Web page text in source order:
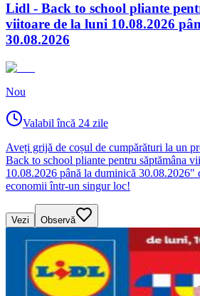
Lidl - Back to school pliante
viitoare de la luni 10.08.2026
30.08.2026
Nou
Valabil încă 24 zile
Aveți grijă de coșul de cumpărături la un
Back to school pliante pentru săptămâna
10.08.2026 până la duminică
economii într-un singur loc!
Vezi Observă